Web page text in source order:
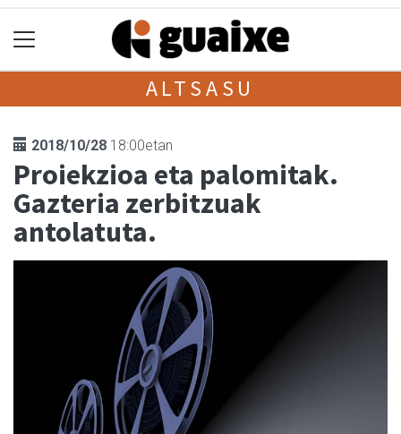
ALTSASU
2018/10/28 18:00etan
Proiekzioa eta palomitak.
Gazteria zerbitzuak
antolatuta.